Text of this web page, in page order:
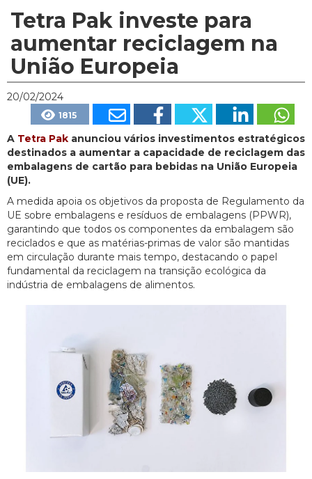
Tetra Pak investe para
aumentar reciclagem na
União Europeia
20/02/2024
1815
A Tetra Pak anunciou vários investimentos estratégicos
destinados a aumentar a capacidade de reciclagem das
embalagens de cartão para bebidas na União Europeia
(UE).
A medida apoia os objetivos da proposta de Regulamento da
UE sobre embalagens e resíduos de embalagens (PPWR),
garantindo que todos os componentes da embalagem são
reciclados e que as matérias-primas de valor são mantidas
em circulação durante mais tempo, destacando o papel
fundamental da reciclagem na transição ecológica da
indústria de embalagens de alimentos.